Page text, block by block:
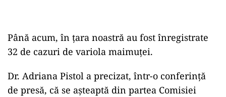
Până acum, în țara noastră au fost înregistrate
32 de cazuri de variola maimuței.
Dr. Adriana Pistol a precizat, într-o conferință
de presă, că se aşteaptă din partea Comisiei